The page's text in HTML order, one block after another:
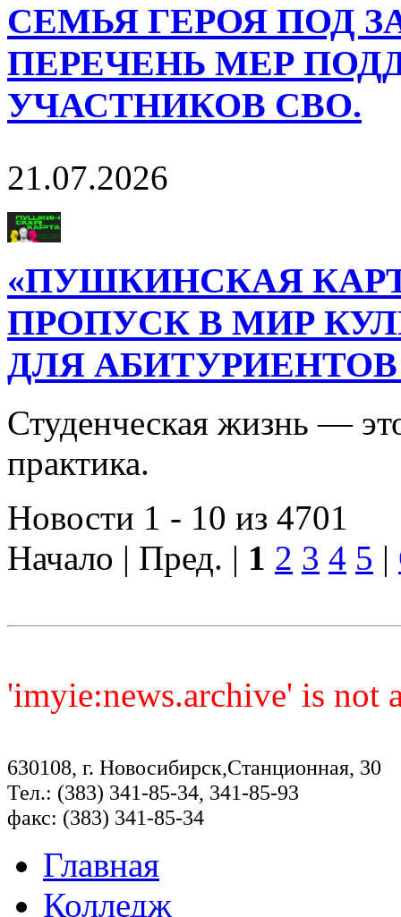
СЕМЬЯ ГЕРОЯ ПОД
ПЕРЕЧЕНЬ МЕР
УЧАСТНИКОВ СВО.
21.07.2026
«ПУШКИНСКАЯ
ПРОПУСК В МИР
ДЛЯ
Студенческая жизнь —
практика.
Новости 1 - 10 из 4701
Начало | Пред. | 1 2 3 4 5 |
'imyie:news.archive' is not
630108, г. Новосибирск,Станционная, 30
Тел.: (383) 341-85-34, 341-85-93
факс: (383) 341-85-34
Главная
Колледж